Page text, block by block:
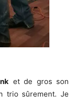
et de gros son
trio sûrement. Je